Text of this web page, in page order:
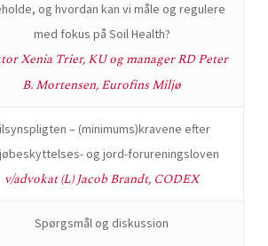
og hvordan kan vi måle og regulere
med fokus på Soil Health?
Xenia Trier, KU og manager RD Peter
B. Mortensen, Eurofins Miljø
– (minimums)kravene efter
og jord-forureningsloven
v/advokat (L) Jacob Brandt, CODEX
Spørgsmål og diskussion